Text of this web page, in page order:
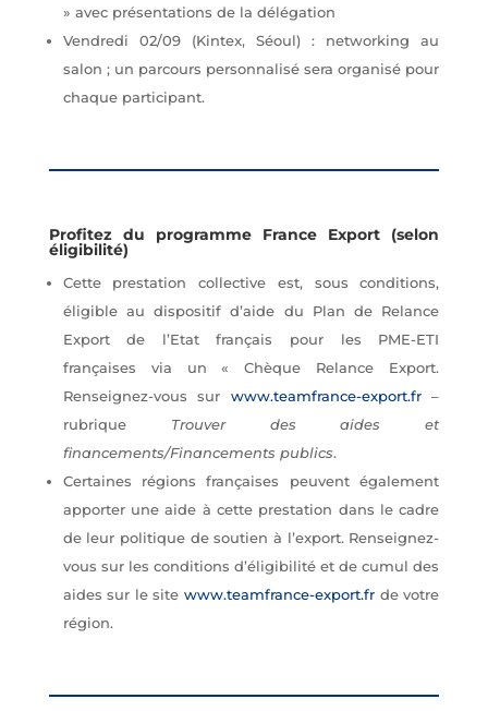
» avec présentations de la délégation
Vendredi 02/09 (Kintex, Séoul) : networking au
salon ; un parcours personnalisé sera organisé pour
chaque participant.
Profitez du programme France Export (selon
éligibilité)
Cette prestation collective est, sous conditions,
éligible au dispositif d’aide du Plan de Relance
Export de l’Etat français pour les PME-ETI
françaises via un « Chèque Relance Export.
Renseignez-vous sur www.teamfrance-export.fr–
rubrique Trouver des aides et
financements/Financements publics.
Certaines régions françaises peuvent également
apporter une aide à cette prestation dans le cadre
de leur politique de soutien à l’export. Renseignez-
vous sur les conditions d’éligibilité et de cumul des
aides sur le sitewww.teamfrance-export.fr de votre
région.